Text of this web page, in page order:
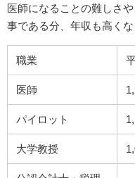
医師になることの難しさ
事である分、年収も高く
職業
医師
パイロット
大学教授